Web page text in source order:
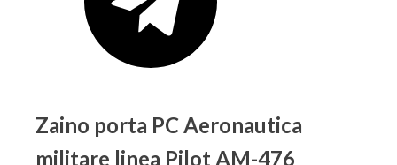
Zaino porta PC Aeronautica
militare linea Pilot AM-476